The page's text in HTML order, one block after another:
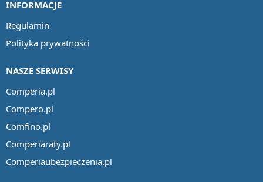
INFORMACJE
Regulamin
Polityka prywatności
NASZE SERWISY
Comperia.pl
Compero.pl
Comfino.pl
Comperiaraty.pl
Comperiaubezpieczenia.pl